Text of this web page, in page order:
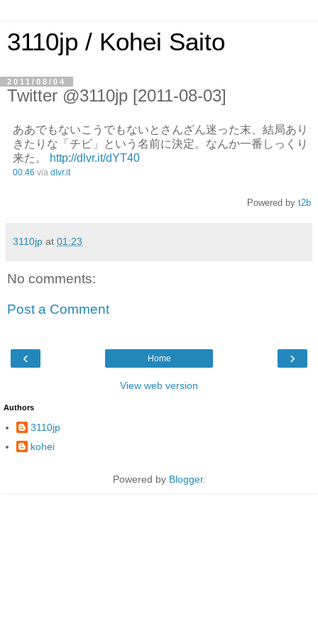
3110jp / Kohei Saito
2011/08/04
Twitter @3110jp [2011-08-03]
ああでもないこうでもないとさんざん迷った末、結局あり
きたりな「チビ」という名前に決定。なんか一番しっくり
来た。
http://dlvr.it/dYT40
00:46 via dlvr.it
Powered by t2b
3110jp at 01:23
No comments:
Post a Comment
‹ ›
Home
View web version
Authors
3110jp
kohei
Powered by Blogger.